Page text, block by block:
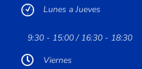
Lunes a Jueves
9:30 - 15:00 / 16:30 - 18:30
Viernes